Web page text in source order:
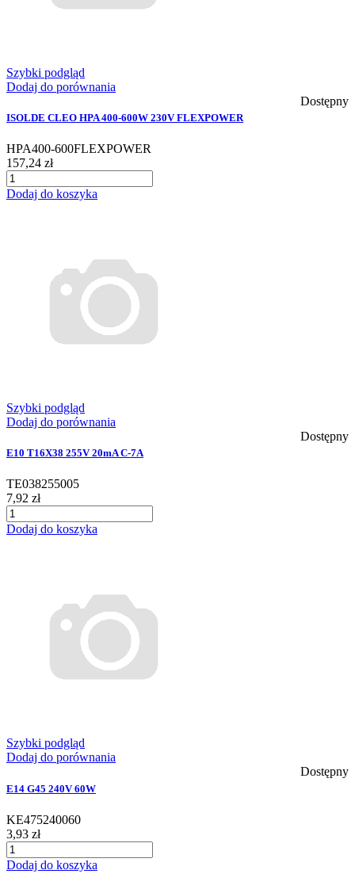
Szybki podgląd
Dodaj do porównania
Dostępny
ISOLDE CLEO HPA 400-600W 230V FLEXPOWER
HPA400-600FLEXPOWER
157,24 zł
Dodaj do koszyka
Szybki podgląd
Dodaj do porównania
Dostępny
E10 T16X38 255V 20mA C-7A
TE038255005
7,92 zł
Dodaj do koszyka
Szybki podgląd
Dodaj do porównania
Dostępny
E14 G45 240V 60W
KE475240060
3,93 zł
Dodaj do koszyka